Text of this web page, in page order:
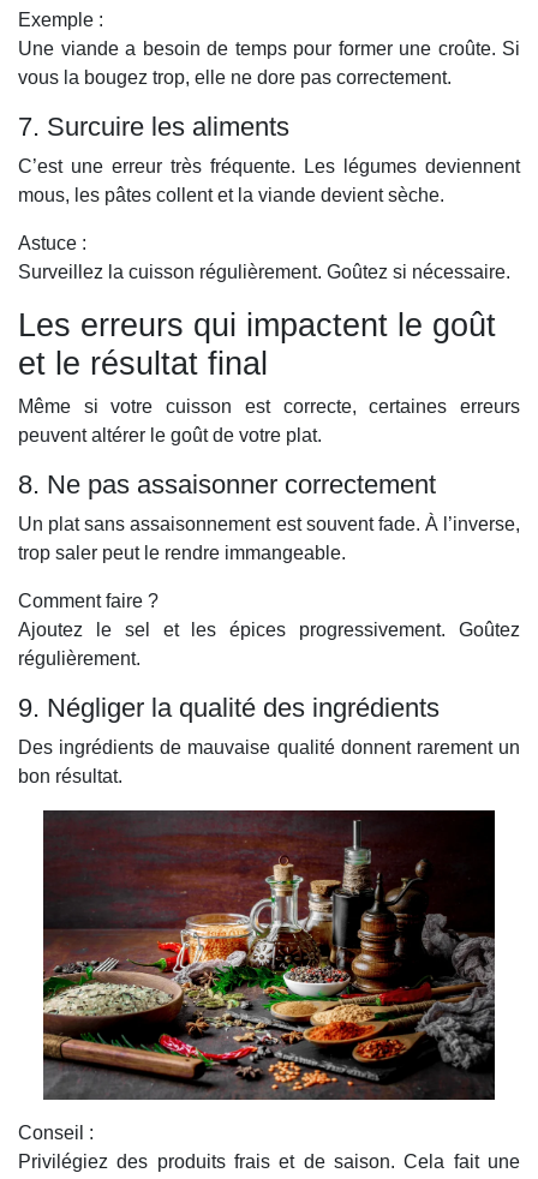
Exemple :
Une viande a besoin de temps pour former une croûte. Si
vous la bougez trop, elle ne dore pas correctement.
7. Surcuire les aliments
C’est une erreur très fréquente. Les légumes deviennent
mous, les pâtes collent et la viande devient sèche.
Astuce :
Surveillez la cuisson régulièrement. Goûtez si nécessaire.
Les erreurs qui impactent le goût
et le résultat final
Même si votre cuisson est correcte, certaines erreurs
peuvent altérer le goût de votre plat.
8. Ne pas assaisonner correctement
Un plat sans assaisonnement est souvent fade. À l’inverse,
trop saler peut le rendre immangeable.
Comment faire ?
Ajoutez le sel et les épices progressivement. Goûtez
régulièrement.
9. Négliger la qualité des ingrédients
Des ingrédients de mauvaise qualité donnent rarement un
bon résultat.
Conseil :
Privilégiez des produits frais et de saison. Cela fait une